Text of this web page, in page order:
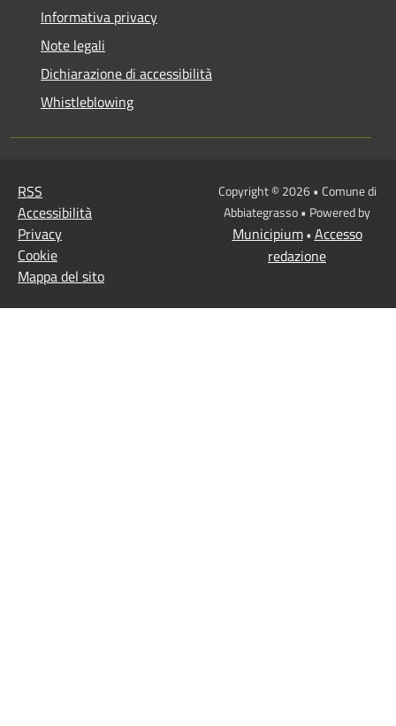
Informativa privacy
Note legali
Dichiarazione di accessibilità
Whistleblowing
RSS
Accessibilità
Privacy
Cookie
Mappa del sito
Copyright © 2026 • Comune di
Abbiategrasso • Powered by
Municipium• Accesso
redazione